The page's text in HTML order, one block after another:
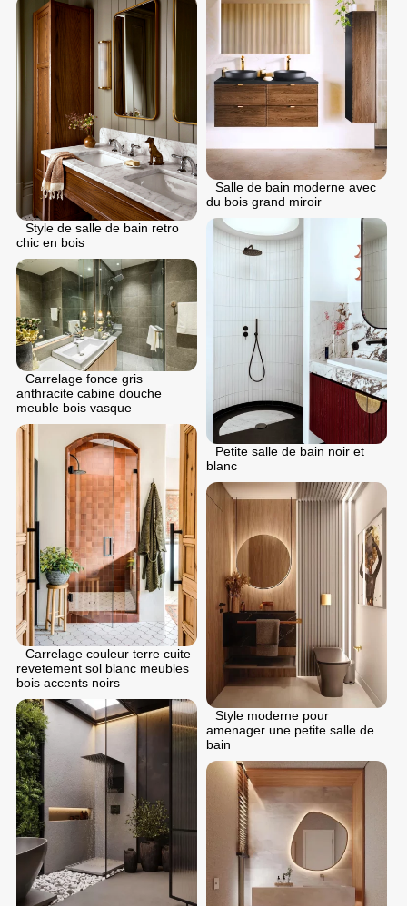
Salle de bain moderne avec
du bois grand miroir
Style de salle de bain retro
chic en bois
Petite salle de bain noir et
blanc
Carrelage fonce gris
anthracite cabine douche
meuble bois vasque
Carrelage couleur terre cuite
revetement sol blanc meubles
bois accents noirs
Style moderne pour
аmenager une petite salle de
bain